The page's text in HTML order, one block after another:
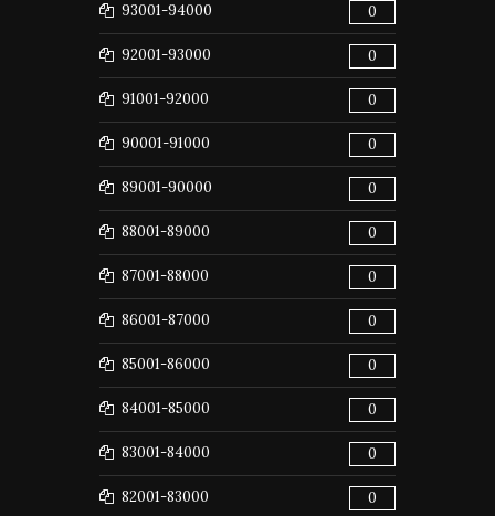
93001-94000 0
92001-93000 0
91001-92000 0
90001-91000 0
89001-90000 0
88001-89000 0
87001-88000 0
86001-87000 0
85001-86000 0
84001-85000 0
83001-84000 0
82001-83000 0